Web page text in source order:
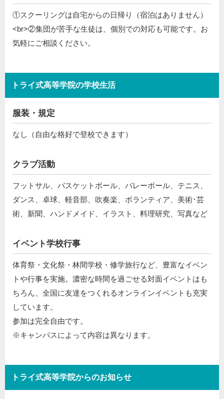
①スクーリングは自宅からの日帰り（宿泊はありません）
<br>②集団が苦手な生徒は、個別での対応も可能です。お
気軽にご相談ください。
トライ式高等学院の学校生活
服装・規定
なし（自由な格好で登校できます）
クラブ活動
フットサル、バスケットボール、バレーボール、テニス、
ダンス、卓球、軽音部、吹奏楽、ボランティア、美術･芸
術、新聞、ハンドメイド、イラスト、料理研究、写真など
イベント学校行事
体育祭・文化祭・林間学校・修学旅行など、豊富なイベン
トや行事を実施。濃密な時間を過ごせる対面イベントはも
ちろん、全国に友達をつくれるオンラインイベントも充実
しています。
参加は完全自由です。
※キャンパスによって内容は異なります。
トライ式高等学院からのお知らせ